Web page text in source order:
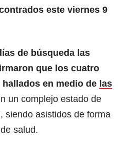
este viernes 9
de búsqueda las
que los cuatro
en medio de las
un complejo estado de
siendo asistidos de forma
salud.